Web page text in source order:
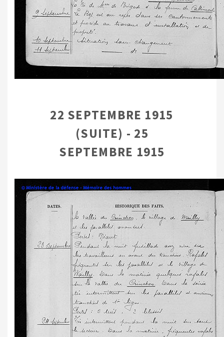
22 SEPTEMBRE 1915
(SUITE) - 25
SEPTEMBRE 1915